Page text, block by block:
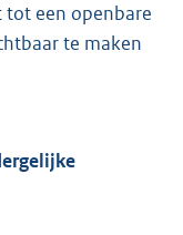
tot een openbare
te maken